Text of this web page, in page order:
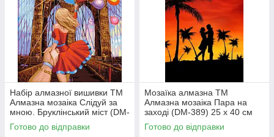
Набір алмазної вишивки ТМ
Алмазна мозаіка Слідуй за
мною. Бруклінський міст (DM-
398) 30 х 40 см (Без
підрамника)
Готово до відправки
Мозаїка алмазна ТМ
Алмазна мозаіка Пара на
заході (DM-389) 25 х 40 см
(Без підрамника)
Готово до відправки